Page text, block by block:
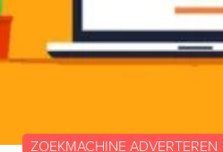
ZOEKMACHINE ADVERTEREN